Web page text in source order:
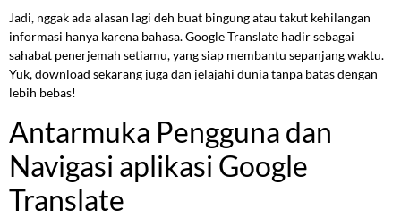
Jadi, nggak ada alasan lagi deh buat bingung atau takut kehilangan
informasi hanya karena bahasa. Google Translate hadir sebagai
sahabat penerjemah setiamu, yang siap membantu sepanjang waktu.
Yuk, download sekarang juga dan jelajahi dunia tanpa batas dengan
lebih bebas!
Antarmuka Pengguna dan
Navigasi aplikasi Google
Translate